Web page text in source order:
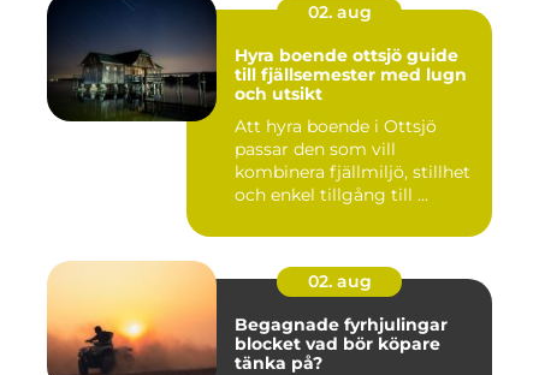
02. aug
Hyra boende ottsjö guide
till fjällsemester med lugn
och utsikt
Att hyra boende i Ottsjö
passar den som vill
kombinera fjällmiljö, stillhet
och enkel tillgång till ...
02. aug
Begagnade fyrhjulingar
blocket vad bör köpare
tänka på?